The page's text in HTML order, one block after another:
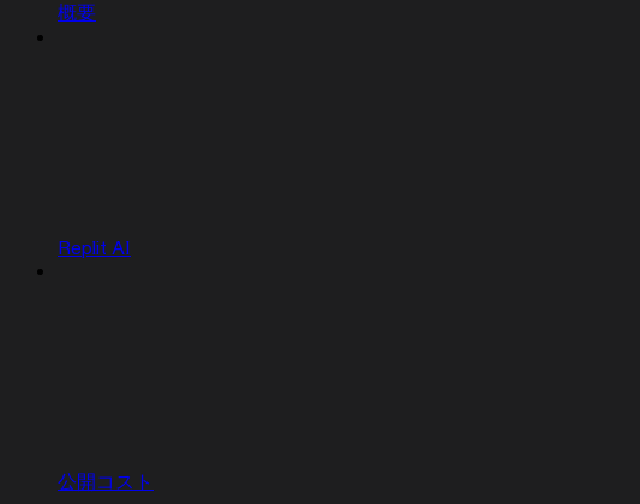
概要
Replit AI
公開コスト